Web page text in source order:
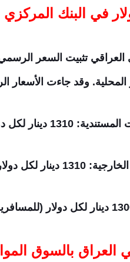
في البنك المركزي
تثبيت السعر
وقد جاءت الأسعار
دينار لكل دولار.
لكل دولار.
العراق بالسوق